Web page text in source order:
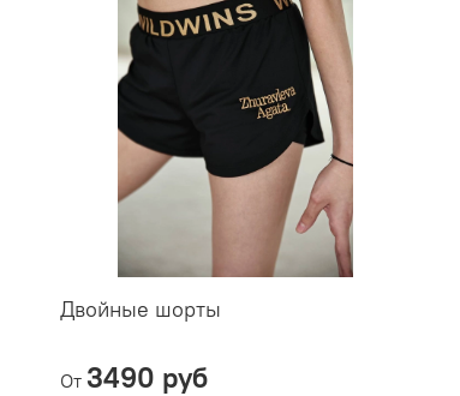
Двойные шорты
От 3490 руб